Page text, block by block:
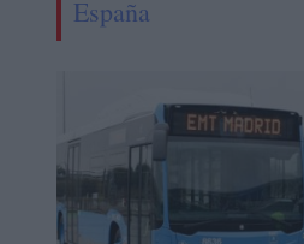
España